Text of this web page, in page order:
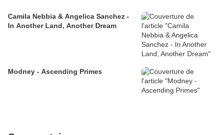
Camila Nebbia & Angelica Sanchez -
In Another Land, Another Dream
Modney - Ascending Primes